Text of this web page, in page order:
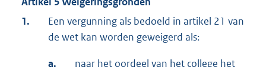
1.
Een vergunning als bedoeld in artikel 21 van
de wet kan worden geweigerd als:
a.
naar het oordeel van het college het